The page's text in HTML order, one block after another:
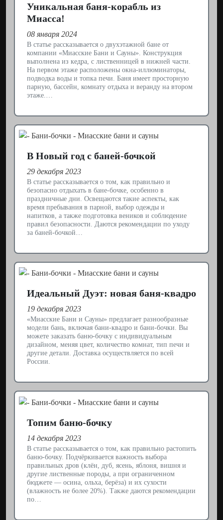
Уникальная баня-корабль из
Миасса!
08 января 2024
В статье рассказывается о двухэтажной бане от
компании «Миасские Бани и Сауны». Конструкция
выполнена из кедра, с лиственницей в нижней части.
На первом этаже расположены окна-иллюминаторы,
подводка воды и топка печи. Баня имеет просторную
парную, бассейн, комнату отдыха и веранду на втором
этаже.…
В Новый год с баней-бочкой
29 декабря 2023
В статье рассказывается о том, как правильно и
безопасно отдыхать в бане-бочке, особенно в
праздничные дни. Освещаются такие аспекты, как
время пребывания в парной, выбор одежды и
напитков, а также подготовка веников и соблюдение
правил безопасности. Даются рекомендации по уходу
за баней-бочкой…
Идеальный Дуэт: новая баня-квадро
19 декабря 2023
«Миасские Бани и Сауны» предлагает разнообразные
модели бань, включая бани-квадро и бани-бочки. Вы
можете заказать баню-бочку с индивидуальным
дизайном, меняя цвет, количество комнат, тип печи и
другие детали. Доставка осуществляется по всей
России.
Топим баню-бочку
14 декабря 2023
В статье рассказывается о том, как правильно растопить
баню-бочку. Подчёркивается важность выбора
правильных дров (клён, дуб, ясень, яблоня, вишня и
другие лиственные породы, а при ограниченном
бюджете — осина, ольха, берёза) и их сухости
(влажность не более 20%). Также даются рекомендации
по…